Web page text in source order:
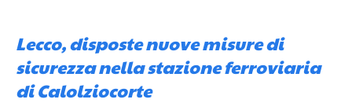
Lecco, disposte nuove misure di
sicurezza nella stazione ferroviaria
di Calolziocorte